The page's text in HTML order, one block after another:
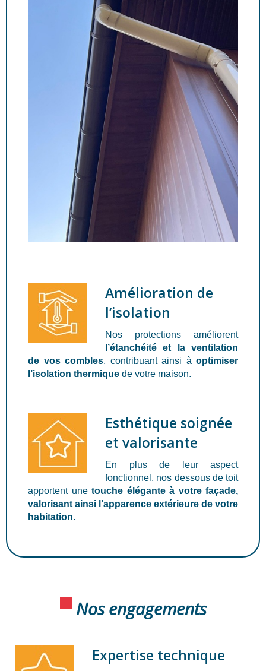
Amélioration de
l’isolation
Nos protections améliorent
l’étanchéité et la ventilation
de vos combles, contribuant ainsi à optimiser
l’isolation thermique de votre maison.
Esthétique soignée
et valorisante
En plus de leur aspect
fonctionnel, nos dessous de toit
apportent une touche élégante à votre façade,
valorisant ainsi l’apparence extérieure de votre
habitation.
Nos engagements
Expertise technique